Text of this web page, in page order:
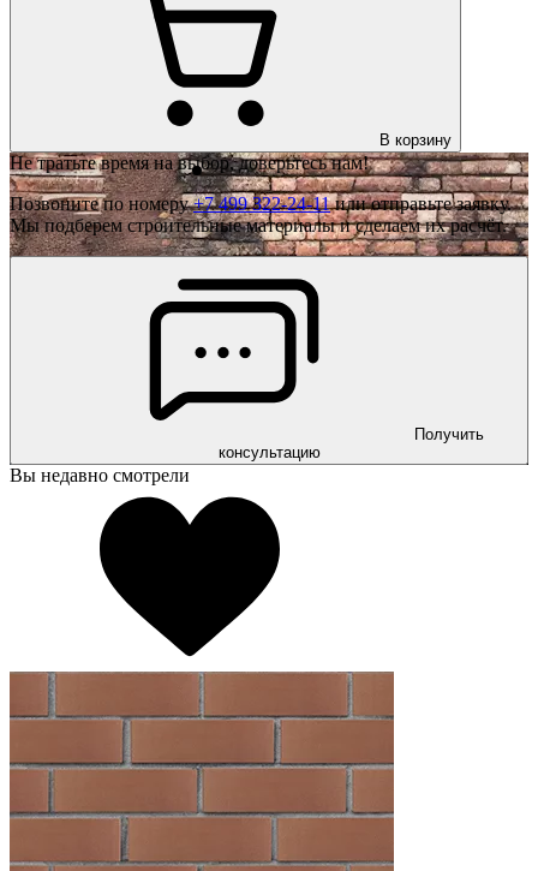
В корзину
Не тратьте время на выбор, доверьтесь нам!
Позвоните по номеру+7 499 322-24-11или отправьте заявку.
Мы подберем строительные материалы и сделаем их расчёт.
Получить
консультацию
Вы недавно смотрели